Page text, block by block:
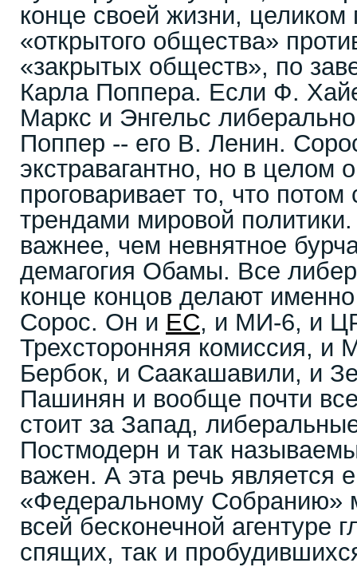
конце своей жизни,
«открытого общества»
«закрытых обществ», по
Карла Поппера. Если Ф.
Маркс и Энгельс
Поппер -- его В. Ленин.
экстравагантно, но в целом
проговаривает то, что
трендами мировой
важнее, чем невнятное
демагогия Обамы. Все
конце концов делают именно
Сорос. Он и ЕС, и МИ-6, и
Трехсторонняя комиссия, и
Бербок, и Саакашавили, и
Пашинян и вообще почти
стоит за Запад,
Постмодерн и так
важен. А эта речь является
«Федеральному Собранию»
всей бесконечной агентуре
спящих, так и